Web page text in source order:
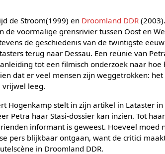
de Stroom(1999) en Droomland DDR
voormalige grensrivier tussen Oost en
de geschiedenis van de twintigste
terug naar Dessau. Een reünie van
tot een filmisch onderzoek naar hoe
dat er veel mensen zijn weggetrokken:
vrijwel leeg.
Hogenkamp stelt in zijn artikel in Lataster in
Petra haar Stasi-dossier kan inzien. Tot
informant is geweest. Hoeveel moed
pers blijkbaar ontgaan, want de critici
in Droomland DDR.